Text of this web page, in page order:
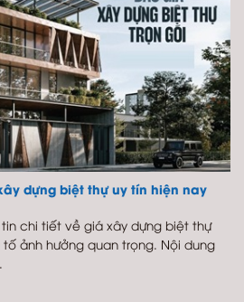
dựng biệt thự uy tín hiện nay
chi tiết về giá xây dựng biệt thự
ảnh hưởng quan trọng. Nội dung